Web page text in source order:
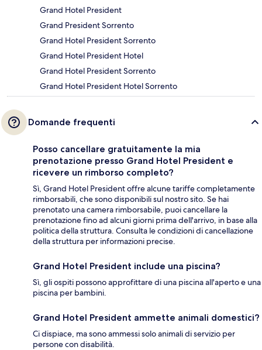
Grand Hotel President
Grand President Sorrento
Grand Hotel President Sorrento
Grand Hotel President Hotel
Grand Hotel President Sorrento
Grand Hotel President Hotel Sorrento
Domande frequenti
Posso cancellare gratuitamente la mia
prenotazione presso Grand Hotel President e
ricevere un rimborso completo?
Sì, Grand Hotel President offre alcune tariffe completamente
rimborsabili, che sono disponibili sul nostro sito. Se hai
prenotato una camera rimborsabile, puoi cancellare la
prenotazione fino ad alcuni giorni prima dell'arrivo, in base alla
politica della struttura. Consulta le condizioni di cancellazione
della struttura per informazioni precise.
Grand Hotel President include una piscina?
Sì, gli ospiti possono approfittare di una piscina all'aperto e una
piscina per bambini.
Grand Hotel President ammette animali domestici?
Ci dispiace, ma sono ammessi solo animali di servizio per
persone con disabilità.